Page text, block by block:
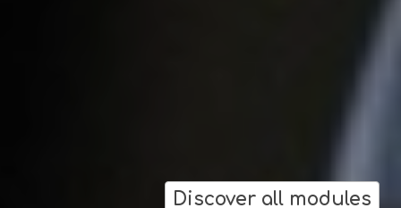
Discover all modules